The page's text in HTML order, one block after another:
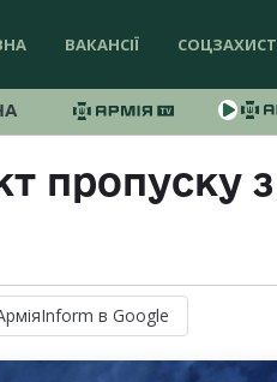
ВАКАНСІЇ СОЦЗАХИСТ
пропуску з
в Google